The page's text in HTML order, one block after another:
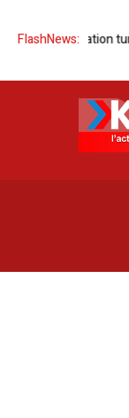
FlashNews:tunisien